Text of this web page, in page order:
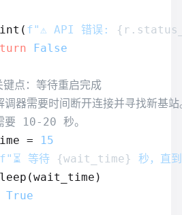
f"⚠️ API 错误:
False
点：等待重启完成
器需要时间断开连接并寻找新基站
要 10-20 秒。
=
15
f"⏳ 等待 {wait_time}
秒，直
True